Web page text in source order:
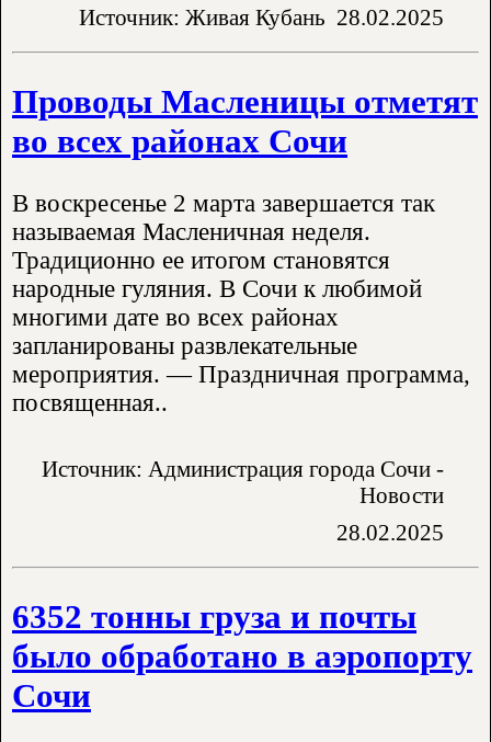
Источник: Живая Кубань 28.02.2025
Проводы Масленицы отметят
во всех районах Сочи
В воскресенье 2 марта завершается так
называемая Масленичная неделя.
Традиционно ее итогом становятся
народные гуляния. В Сочи к любимой
многими дате во всех районах
запланированы развлекательные
мероприятия. — Праздничная программа,
посвященная..
Источник: Администрация города Сочи -
Новости
28.02.2025
6352 тонны груза и почты
было обработано в аэропорту
Сочи